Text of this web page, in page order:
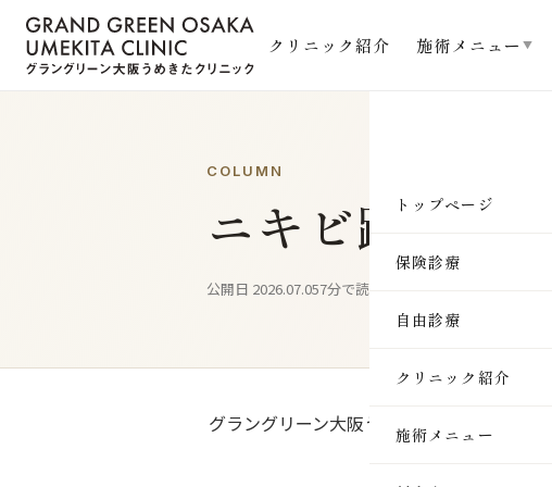
クリニック紹介 施術メニュー ▼
トップページ
保険診療
自由診療
クリニック紹介
施術メニュー
COLUMN
ニキビ跡の色
公開日 2026.07.057分で読めます
グラングリーン大阪うめきたクリニックの島